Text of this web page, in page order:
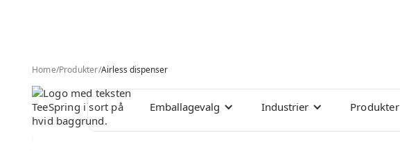
Emballagevalg Industrier Produkter
Home/Produkter/Airless dispenser